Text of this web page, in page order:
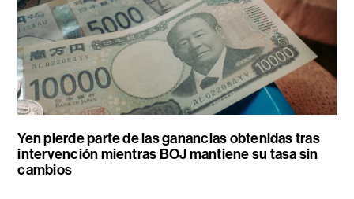
Yen pierde parte de las ganancias obtenidas tras
intervención mientras BOJ mantiene su tasa sin
cambios